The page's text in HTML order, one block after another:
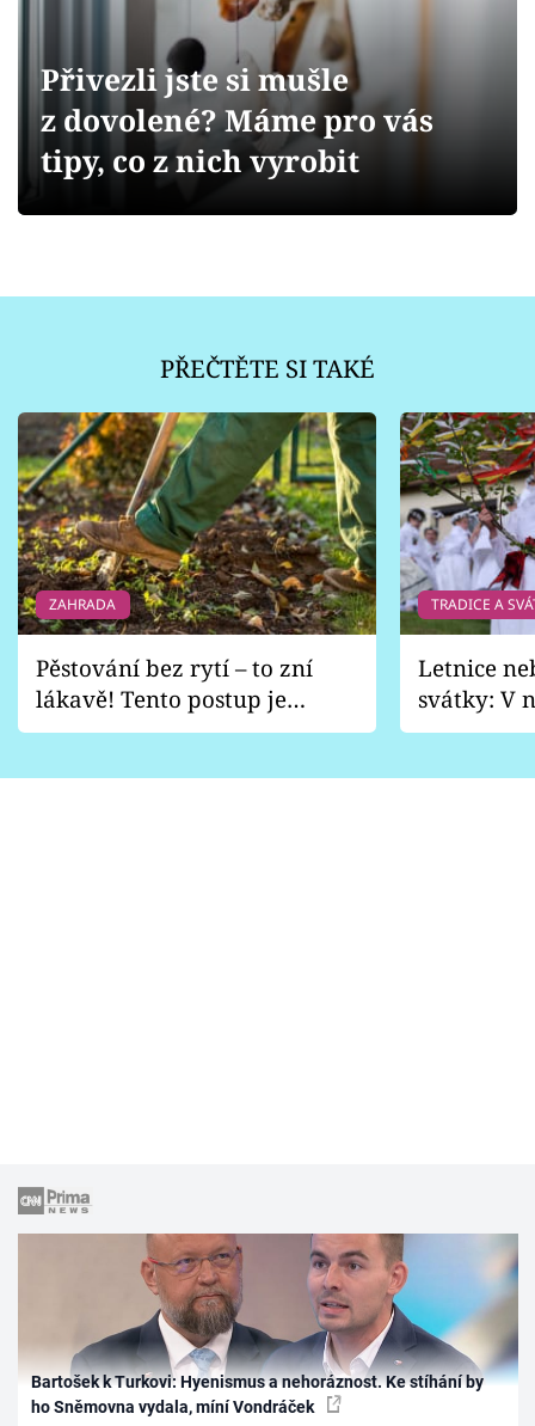
Přihlášení
Sledujte nás
Přivezli jste si mušle
z dovolené? Máme pro vás
tipy, co z nich vyrobit
PŘEČTĚTE SI TAKÉ
ZAHRADA
Pěstování bez rytí – to zní
lákavě! Tento postup je
vhodný jen pro některé
TRADICE A
Letnice
svátky: V
pondělí
Bartošek k Turkovi: Hyenismus a nehoráznost. Ke stíhání by
ho Sněmovna vydala, míní Vondráček